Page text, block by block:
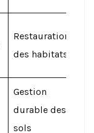
Restauration
des habitats
Gestion
durable des
sols